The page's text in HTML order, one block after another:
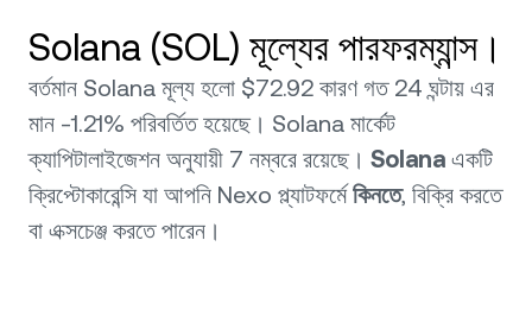
Solana (SOL) মূল্যের পারফরম্যান্স।
বর্তমান Solana মূল্য হলো $72.92 কারণ গত 24 ঘন্টায় এর
মান -1.21% পরিবর্তিত হয়েছে। Solana মার্কেট
ক্যাপিটালাইজেশন অনুযায়ী 7 নম্বরে রয়েছে। Solana একটি
ক্রিপ্টোকারেন্সি যা আপনি Nexo প্ল্যাটফর্মেকিনতে, বিক্রি করতে
বা এক্সচেঞ্জ করতে পারেন।